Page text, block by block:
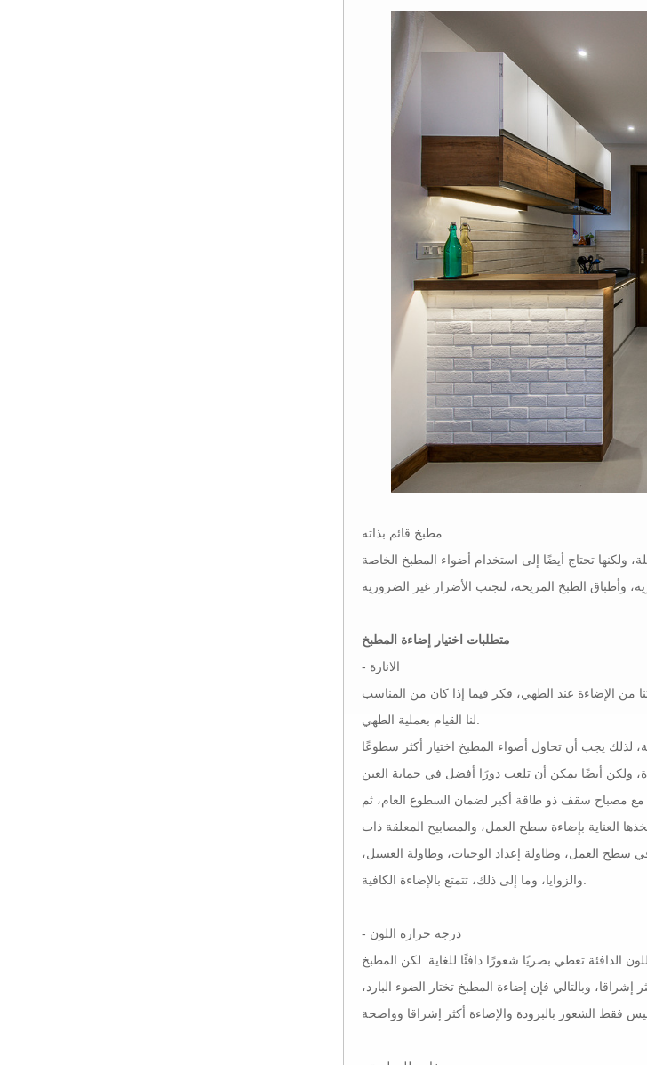
مطبخ قائم بذاته
ولكنها تحتاج أيضًا إلى استخدام أضواء المطبخ الخاصة
متطلبات اختيار إضاءة المطبخ
- الانارة
من الإضاءة عند الطهي، فكر فيما إذا كان من المناسب
لذلك يجب أن تحاول أضواء المطبخ اختيار أكثر سطوعًا
مع مصباح سقف ذو طاقة أكبر لضمان السطوع العام، ثم
العناية بإضاءة سطح العمل، والمصابيح المعلقة ذات
سطح العمل، وطاولة إعداد الوجبات، وطاولة الغسيل،
- درجة حرارة اللون
الدافئة تعطي بصريًا شعورًا دافئًا للغاية. لكن المطبخ
وبالتالي فإن إضاءة المطبخ تختار الضوء البارد،